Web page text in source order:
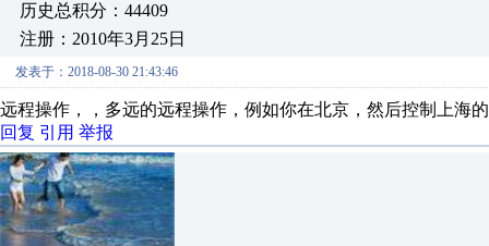
历史总积分：44409
注册：2010年3月25日
发表于：2018-08-30 21:43:46
远程操作，，多远的远程操作，例如你在北京，然后控制上海
回复 引用 举报